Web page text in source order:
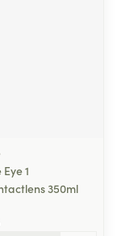
1
350ml